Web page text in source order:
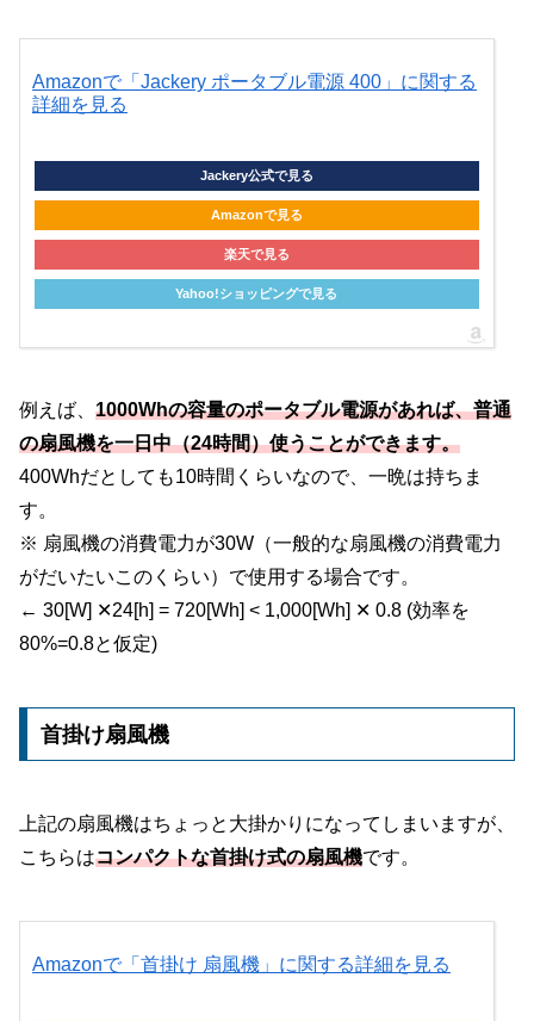
Amazonで「Jackery ポータブル電源 400」に関する
詳細を見る
Jackery公式で見る
Amazonで見る
楽天で見る
Yahoo!ショッピングで見る
例えば、 1000Whの容量のポータブル電源があれば、普通
の扇風機を一日中（24時間）使うことができます。
400Whだとしても10時間くらいなので、一晩は持ちま
す。
※ 扇風機の消費電力が30W（一般的な扇風機の消費電力
がだいたいこのくらい）で使用する場合です。
← 30[W] ✕24[h] = 720[Wh] < 1,000[Wh] ✕ 0.8 (効率を
80%=0.8と仮定)
首掛け扇風機
上記の扇風機はちょっと大掛かりになってしまいますが、
こちらはコンパクトな首掛け式の扇風機です。
Amazonで「首掛け 扇風機」に関する詳細を見る